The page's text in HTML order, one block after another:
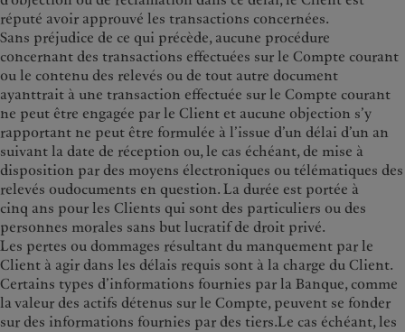
réputé avoir approuvé les transactions concernées.
Sans préjudice de ce qui précède, aucune procédure
concernant des transactions effectuées sur le Compte courant
ou le contenu des relevés ou de tout autre document
ayanttrait à une transaction effectuée sur le Compte courant
ne peut être engagée par le Client et aucune objection s’y
rapportant ne peut être formulée à l’issue d’un délai d’un an
suivant la date de réception ou, le cas échéant, de mise à
disposition par des moyens électroniques ou télématiques des
relevés oudocuments en question. La durée est portée à
cinq ans pour les Clients qui sont des particuliers ou des
personnes morales sans but lucratif de droit privé.
Les pertes ou dommages résultant du manquement par le
Client à agir dans les délais requis sont à la charge du Client.
Certains types d’informations fournies par la Banque, comme
la valeur des actifs détenus sur le Compte, peuvent se fonder
sur des informations fournies par des tiers.Le cas échéant, les